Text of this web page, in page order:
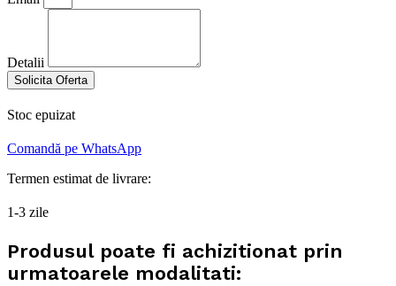
Detalii
Solicita Oferta
Stoc epuizat
Comandă pe WhatsApp
Termen estimat de livrare:
1-3 zile
Produsul poate fi achizitionat prin
urmatoarele modalitati: